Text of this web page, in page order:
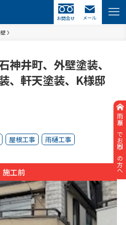
お問合せ メール
神井町、外壁塗装、
、軒天塗装、K様邸
屋根工事 雨樋工事
施工前 雨漏りでお困りの方へ